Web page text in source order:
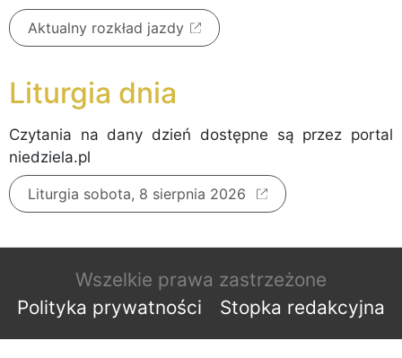
Aktualny rozkład jazdy
Liturgia dnia
Czytania na dany dzień dostępne są przez portal
niedziela.pl
Liturgia sobota, 8 sierpnia 2026
Wszelkie prawa zastrzeżone
Polityka prywatności
Stopka redakcyjna